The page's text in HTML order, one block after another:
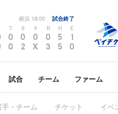
横浜 18:00 試合終了
7 8 9 R H E
0 0 0 0 5 1
0 2 X 3 5 0
試合 チーム ファーム
手・チーム チケット イベ